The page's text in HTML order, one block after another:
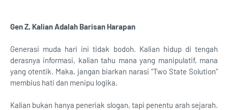
Gen Z, Kalian Adalah Barisan Harapan
Generasi muda hari ini tidak bodoh. Kalian hidup di tengah
derasnya informasi, kalian tahu mana yang manipulatif, mana
yang otentik. Maka, jangan biarkan narasi “Two State Solution”
membius hati dan menipu logika.
Kalian bukan hanya peneriak slogan, tapi penentu arah sejarah.